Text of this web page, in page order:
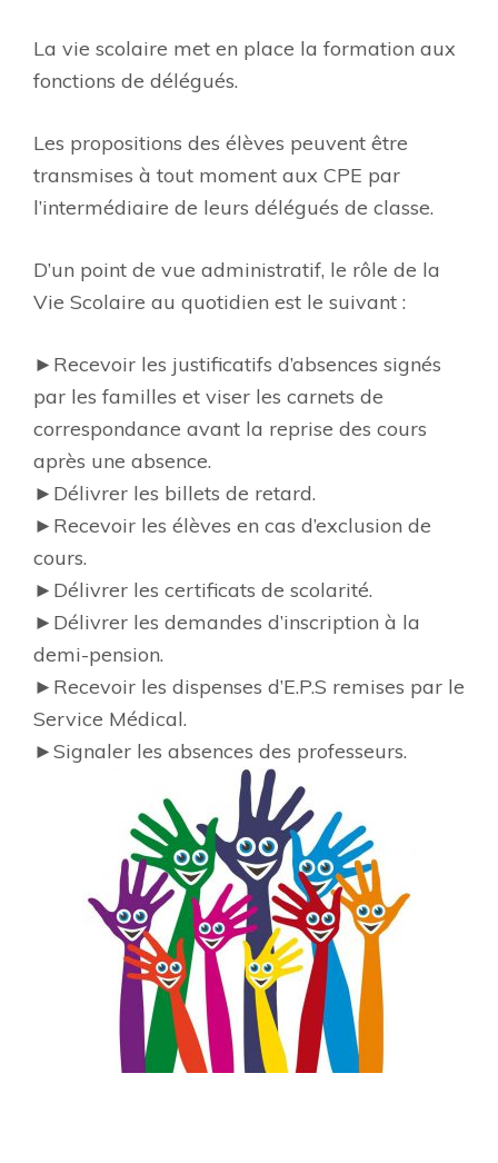
La vie scolaire met en place la formation aux
fonctions de délégués.
Les propositions des élèves peuvent être
transmises à tout moment aux CPE par
l’intermédiaire de leurs délégués de classe.
D’un point de vue administratif, le rôle de la
Vie Scolaire au quotidien est le suivant :
►Recevoir les justificatifs d’absences signés
par les familles et viser les carnets de
correspondance avant la reprise des cours
après une absence.
►Délivrer les billets de retard.
►Recevoir les élèves en cas d’exclusion de
cours.
►Délivrer les certificats de scolarité.
►Délivrer les demandes d’inscription à la
demi-pension.
►Recevoir les dispenses d’E.P.S remises par le
Service Médical.
►Signaler les absences des professeurs.